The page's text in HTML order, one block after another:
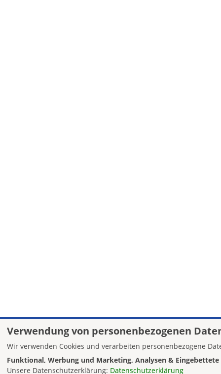
Verwendung von personenbezogenen
Wir verwenden Cookies und verarbeiten personenbezogene
Funktional, Werbung und Marketing, Analysen &
Unsere Datenschutzerklärung: Datenschutzerklärung